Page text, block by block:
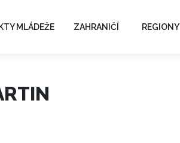
MLÁDEŽE ZAHRANIČÍ REGIONY